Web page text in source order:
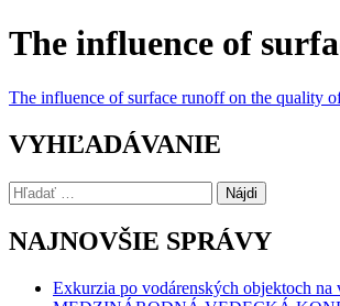
The influence of
The influence of surface runoff on the quality
VYHĽADÁVANIE
Hľadať:
NAJNOVŠIE SPRÁVY
Exkurzia po vodárenských objektoch na